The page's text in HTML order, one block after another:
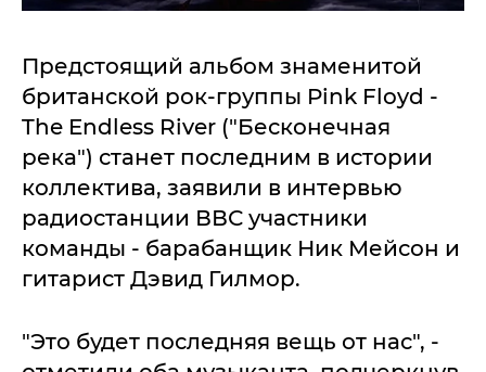
Предстоящий альбом знаменитой
британской рок-группы Pink Floyd -
The Endless River ("Бесконечная
река") станет последним в истории
коллектива, заявили в интервью
радиостанции ВВС участники
команды - барабанщик Ник Мейсон и
гитарист Дэвид Гилмор.
"Это будет последняя вещь от нас", -